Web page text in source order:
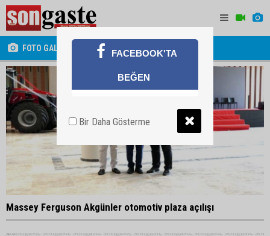
FOTO GALERİ
Massey Ferguson Akgünler otomotiv plaza açılışı
FACEBOOK'TA
BEĞEN
Bir Daha Gösterme